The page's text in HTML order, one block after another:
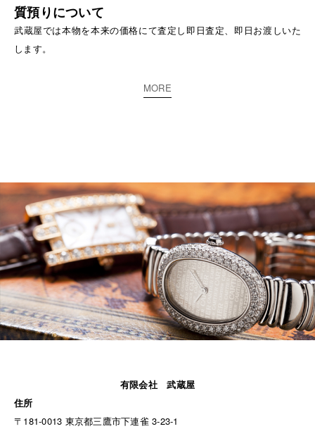
質預りについて
武蔵屋では本物を本来の価格にて査定し即日査定、即日お渡しいた
します。
MORE
有限会社 武蔵屋
住所
〒181-0013 東京都三鷹市下連雀 3-23-1